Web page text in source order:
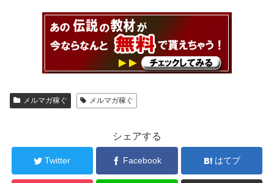
メルマガ稼ぐ メルマガ稼ぐ
シェアする
Twitter Facebook はてブ